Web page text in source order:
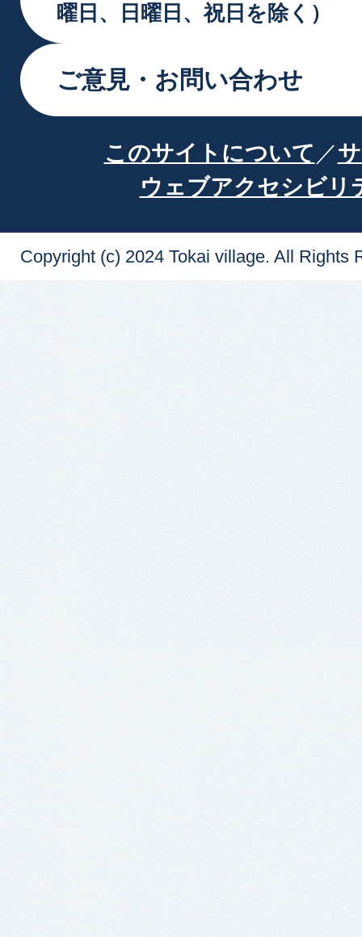
曜日、日曜日、祝日を除く）
ご意見・お問い合わせ
このサイトについて
ウェブアクセシビリ
Copyright (c) 2024 Tokai village. All Rights